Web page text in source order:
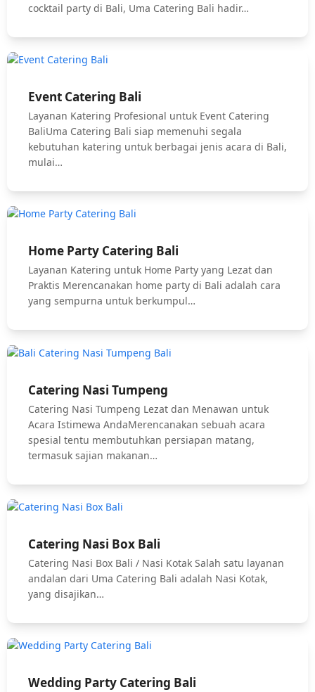
cocktail party di Bali, Uma Catering Bali hadir…
Event Catering Bali
Layanan Katering Profesional untuk Event Catering
BaliUma Catering Bali siap memenuhi segala
kebutuhan katering untuk berbagai jenis acara di Bali,
mulai…
Home Party Catering Bali
Layanan Katering untuk Home Party yang Lezat dan
Praktis Merencanakan home party di Bali adalah cara
yang sempurna untuk berkumpul…
Catering Nasi Tumpeng
Catering Nasi Tumpeng Lezat dan Menawan untuk
Acara Istimewa AndaMerencanakan sebuah acara
spesial tentu membutuhkan persiapan matang,
termasuk sajian makanan…
Catering Nasi Box Bali
Catering Nasi Box Bali / Nasi Kotak Salah satu layanan
andalan dari Uma Catering Bali adalah Nasi Kotak,
yang disajikan…
Wedding Party Catering Bali